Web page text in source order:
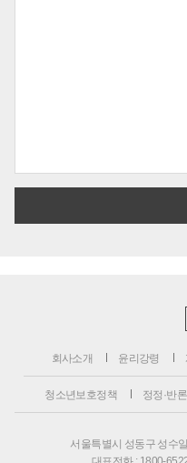
회사소개 윤리강령
청소년보호정책 정정·반
서울특별시 성동구 성수